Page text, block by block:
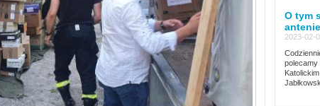
O tym
2023-02-
polecamy